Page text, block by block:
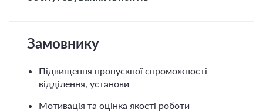
Замовнику
Підвищення пропускної спроможності
відділення, установи
Мотивація та оцінка якості роботи